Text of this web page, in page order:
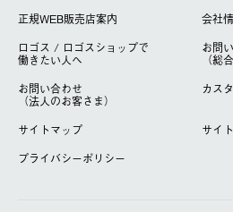
正規WEB販売店案内
会社
ロゴス / ロゴスショップで
働きたい人へ
お問
（総
お問い合わせ
（法人のお客さま）
カス
サイトマップ
サイ
プライバシーポリシー